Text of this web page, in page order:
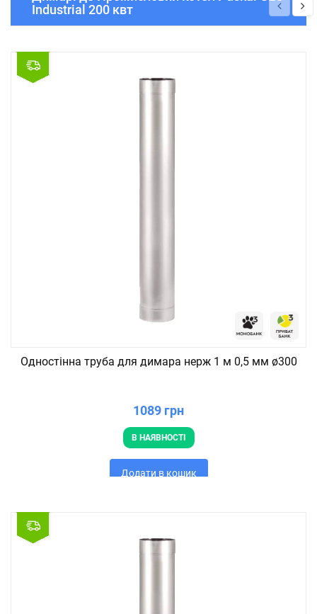
Industrial 200 квт
Одностінна труба для димара нерж 1 м 0,5 мм ø300
1089 грн
В НАЯВНОСТІ
Додати в кошик